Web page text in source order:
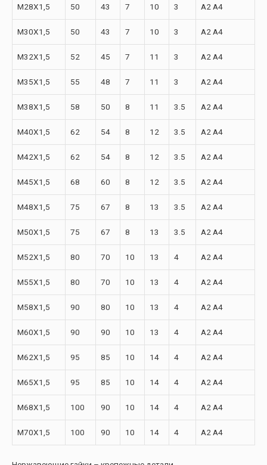
M28X1,5 50 43 7 10 3 A2 A4
M30X1,5 50 43 7 10 3 A2 A4
M32X1,5 52 45 7 11 3 A2 A4
M35X1,5 55 48 7 11 3 A2 A4
M38X1,5 58 50 8 11 3.5 A2 A4
M40X1,5 62 54 8 12 3.5 A2 A4
M42X1,5 62 54 8 12 3.5 A2 A4
M45X1,5 68 60 8 12 3.5 A2 A4
M48X1,5 75 67 8 13 3.5 A2 A4
M50X1,5 75 67 8 13 3.5 A2 A4
M52X1,5 80 70 10 13 4 A2 A4
M55X1,5 80 70 10 13 4 A2 A4
M58X1,5 90 80 10 13 4 A2 A4
M60X1,5 90 90 10 13 4 A2 A4
M62X1,5 95 85 10 14 4 A2 A4
M65X1,5 95 85 10 14 4 A2 A4
M68X1,5 100 90 10 14 4 A2 A4
M70X1,5 100 90 10 14 4 A2 A4